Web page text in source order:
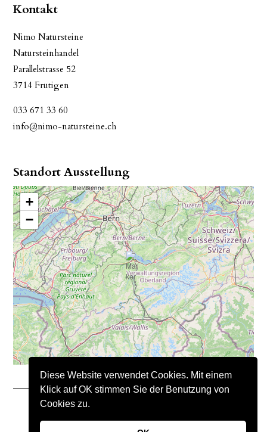
Diese Website verwendet Cookies. Mit einem
Klick auf OK stimmen Sie der Benutzung von
Cookies zu.
Kontakt
Nimo Natursteine
Natursteinhandel
Parallelstrasse 52
3714 Frutigen
033 671 33 60
info@nimo-natursteine.ch
Standort Ausstellung
+
−